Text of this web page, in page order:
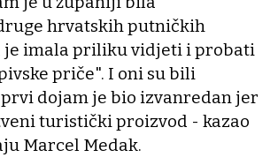
hrvatskih putničkih
je imala priliku vidjeti i probati
priče". I oni su bili
dojam je bio izvanredan jer
turistički proizvod - kazao
Marcel Medak.